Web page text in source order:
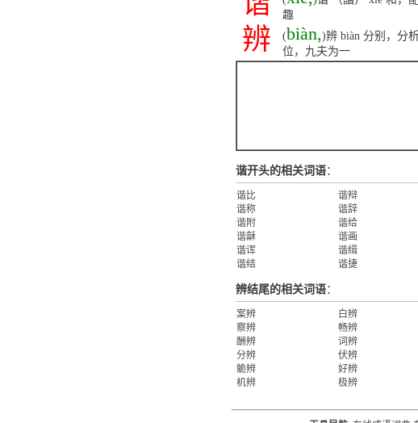
趣
辨 (biàn,)辨 biàn 分别，分
位，九夫为一
谐开头的相关词语：
谐比 谐辩
谐称
谐辞
谐附
谐给
谐龢
谐画
谐诨
谐缉
谐结
谐捷
辨结尾的相关词语：
案辨 白辨
察辨
畅辨
酬辨
词辨
分辨
伏辨
觤辨
好辨
机辨
极辨